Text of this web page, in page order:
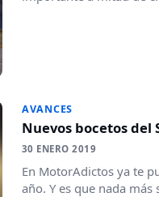
AVANCES
Nuevos bocetos del
30 ENERO 2019
En MotorAdictos ya te
año. Y es que nada más